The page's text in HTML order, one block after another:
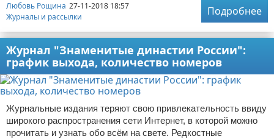
Любовь Рощина 27-11-2018 18:57
Журналы и рассылки
Подробнее
Журнал "Знаменитые династии России":
график выхода, количество номеров
Журнальные издания теряют свою привлекательность ввиду
широкого распространения сети Интернет, в которой можно
прочитать и узнать обо всём на свете. Редкостные